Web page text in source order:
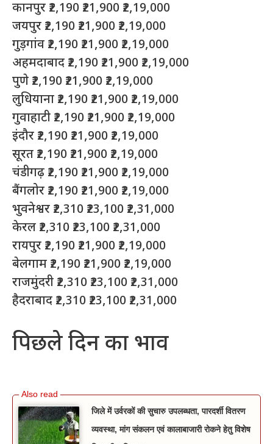
कानपुर ₹2,190 ₹21,900 ₹2,19,000
जयपुर ₹2,190 ₹21,900 ₹2,19,000
गुड़गांव ₹2,190 ₹21,900 ₹2,19,000
अहमदाबाद ₹2,190 ₹21,900 ₹2,19,000
पुणे ₹2,190 ₹21,900 ₹2,19,000
लुधियाना ₹2,190 ₹21,900 ₹2,19,000
गुवाहाटी ₹2,190 ₹21,900 ₹2,19,000
इंदौर ₹2,190 ₹21,900 ₹2,19,000
सूरत ₹2,190 ₹21,900 ₹2,19,000
चंडीगढ़ ₹2,190 ₹21,900 ₹2,19,000
बैंगलोर ₹2,190 ₹21,900 ₹2,19,000
भुवनेश्वर ₹2,310 ₹23,100 ₹2,31,000
केरल ₹2,310 ₹23,100 ₹2,31,000
रायपुर ₹2,190 ₹21,900 ₹2,19,000
बेलगाम ₹2,190 ₹21,900 ₹2,19,000
राजमुंदरी ₹2,310 ₹23,100 ₹2,31,000
हैदराबाद ₹2,310 ₹23,100 ₹2,31,000
पिछले दिन का भाव
जिले में उर्वरकों की सुचारु उपलब्धता, पारदर्शी वितरण
व्यवस्था, मांग संकलन एवं कालाबाजारी रोकने हेतु विशेष